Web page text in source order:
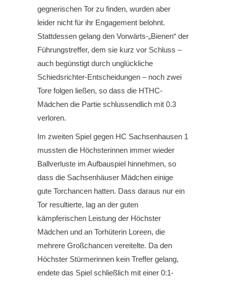
gegnerischen Tor zu finden, wurden aber
leider nicht für ihr Engagement belohnt.
Stattdessen gelang den Vorwärts-„Bienen“ der
Führungstreffer, dem sie kurz vor Schluss –
auch begünstigt durch unglückliche
Schiedsrichter-Entscheidungen – noch zwei
Tore folgen ließen, so dass die HTHC-
Mädchen die Partie schlussendlich mit 0.3
verloren.
Im zweiten Spiel gegen HC Sachsenhausen 1
mussten die Höchsterinnen immer wieder
Ballverluste im Aufbauspiel hinnehmen, so
dass die Sachsenhäuser Mädchen einige
gute Torchancen hatten. Dass daraus nur ein
Tor resultierte, lag an der guten
kämpferischen Leistung der Höchster
Mädchen und an Torhüterin Loreen, die
mehrere Großchancen vereitelte. Da den
Höchster Stürmerinnen kein Treffer gelang,
endete das Spiel schließlich mit einer 0:1-